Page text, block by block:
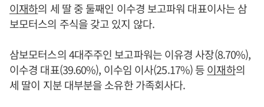
이재하의 세 딸 중 둘째인 이수경 보고파워 대표이사는 삼
보모터스의 주식을 갖고 있지 않다.
삼보모터스의 4대주주인 보고파워는 이유경 사장(8.70%),
이수경 대표(39.60%), 이수임 이사(25.17%) 등이재하의
세 딸이 지분 대부분을 소유한 가족회사다.